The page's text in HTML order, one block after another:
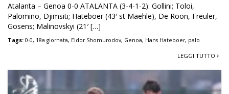
Atalanta – Genoa 0-0 ATALANTA (3-4-1-2): Gollini; Toloi,
Palomino, Djimsiti; Hateboer (43′ st Maehle), De Roon, Freuler,
Gosens; Malinovskyi (21′ […]
Tags: 0-0, 18a giornata, Eldor Shomurodov, Genoa, Hans Hateboer, palo
LEGGI TUTTO